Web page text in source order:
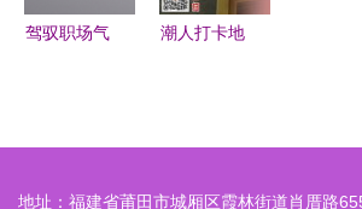
界珠宝殿堂
驾驭职场气
潮人打卡地
地址：福建省莆田市城厢区霞林街道肖厝路